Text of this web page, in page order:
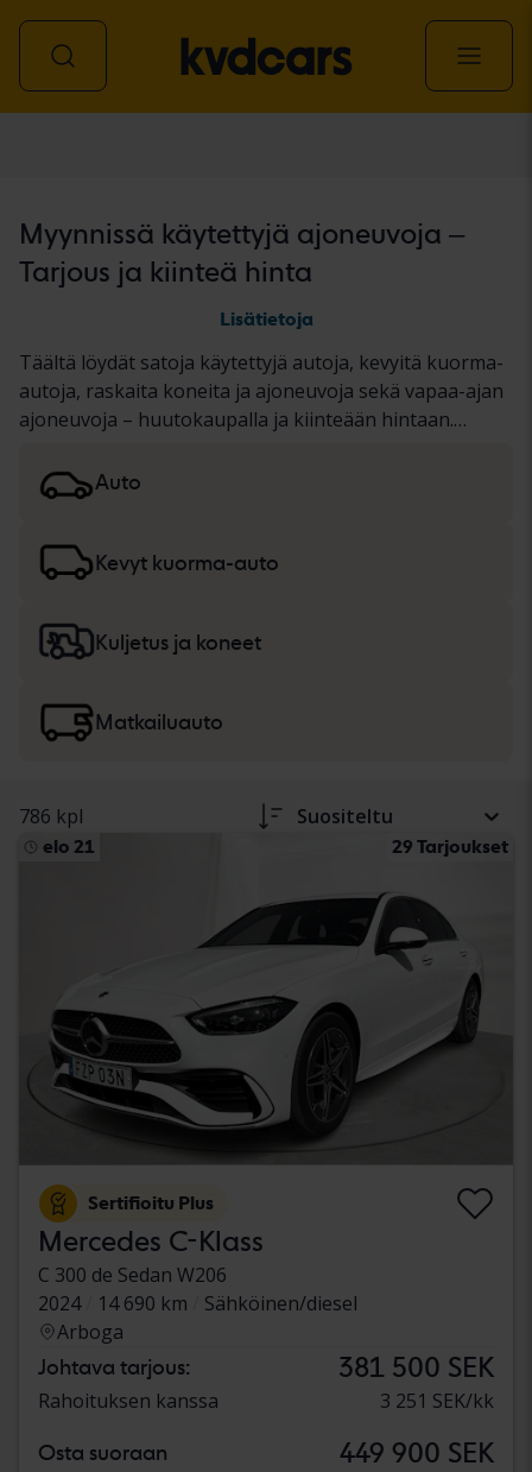
Myynnissä käytettyjä ajoneuvoja –
Tarjous ja kiinteä hinta
Lisätietoja
Täältä löydät satoja käytettyjä autoja, kevyitä kuorma-
autoja, raskaita koneita ja ajoneuvoja sekä vapaa-ajan
ajoneuvoja – huutokaupalla ja kiinteään hintaan.
testi tai se on dokumentoitu standardoidun
protokollan perusteella. Esittelemme tulokset
kuorma-autojensekäraskaiden koneiden, kuorma-
Auto
Kevyt kuorma-auto
Kuljetus ja koneet
Matkailuauto
786 kpl Suositeltu
elo 21 29 Tarjoukset
Sertifioitu Plus
Mercedes C-Klass
C 300 de Sedan W206
2024
14 690 km
Sähköinen/diesel
Arboga
Johtava tarjous: 381 500 SEK
Rahoituksen kanssa 3 251 SEK/kk
Osta suoraan 449 900 SEK